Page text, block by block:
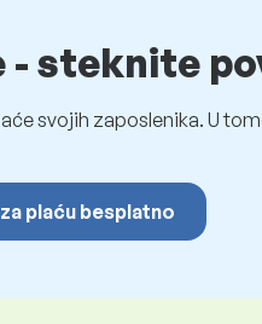
steknite
svojih zaposlenika. U
plaću besplatno